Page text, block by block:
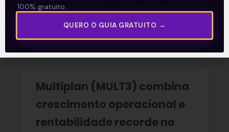
READ MORE »
06/08/2026 Nenhum comentário
Multiplan (MULT3) combina
crescimento operacional e
rentabilidade recorde no
100% gratuito.
QUERO O GUIA GRATUITO →